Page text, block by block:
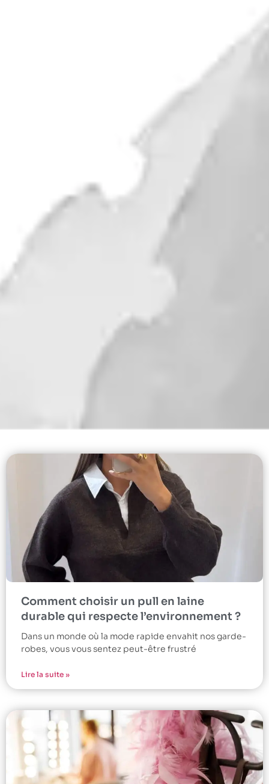
Comment choisir un pull en laine
durable qui respecte l’environnement ?
Dans un monde où la mode rapide envahit nos garde-
robes, vous vous sentez peut-être frustré
Lire la suite »